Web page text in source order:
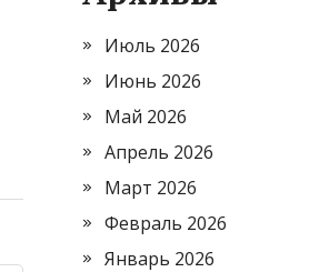
Июль 2026
Июнь 2026
Май 2026
Апрель 2026
Март 2026
Февраль 2026
Январь 2026